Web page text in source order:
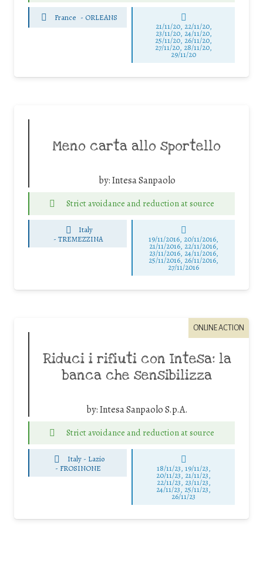
France - ORLEANS
21/11/20, 22/11/20,
23/11/20, 24/11/20,
25/11/20, 26/11/20,
27/11/20, 28/11/20,
29/11/20
Meno carta allo sportello
by:Intesa Sanpaolo
Strict avoidance and reduction at source
Italy
- TREMEZZINA 19/11/2016, 20/11/2016,
21/11/2016, 22/11/2016,
23/11/2016, 24/11/2016,
25/11/2016, 26/11/2016,
27/11/2016
ONLINE ACTION
Riduci i rifiuti con Intesa: la
banca che sensibilizza
by:Intesa Sanpaolo S.p.A.
Strict avoidance and reduction at source
Italy - Lazio
- FROSINONE 18/11/23, 19/11/23,
20/11/23, 21/11/23,
22/11/23, 23/11/23,
24/11/23, 25/11/23,
26/11/23